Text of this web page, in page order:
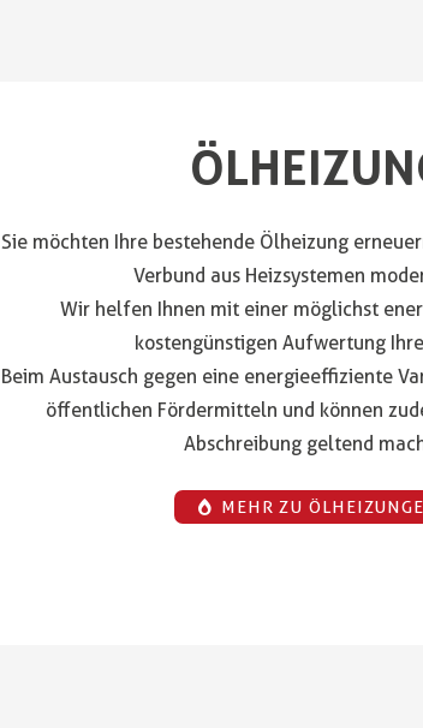
Sie möchten Ihre bestehende Ölheizung
Verbund aus Heizsystemen
Wir helfen Ihnen mit einer möglichst
kostengünstigen Aufwertung
Beim Austausch gegen eine energieeffiziente
öffentlichen Fördermitteln und können
Abschreibung geltend
MEHR ZU